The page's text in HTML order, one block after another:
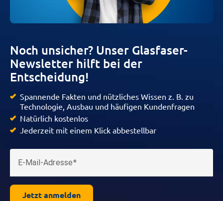
Noch unsicher? Unser Glasfaser-
Newsletter hilft bei der
Entscheidung!
Spannende Fakten und nützliches Wissen z. B. zu
Technologie, Ausbau und häufigen Kundenfragen
Natürlich kostenlos
Jederzeit mit einem Klick abbestellbar
E-Mail-Adresse
Jetzt anmelden